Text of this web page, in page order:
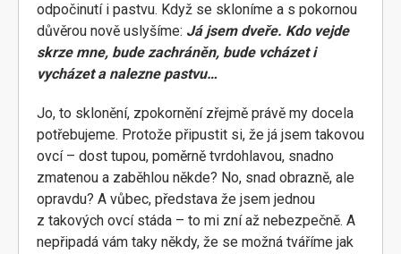
odpočinutí i pastvu. Když se skloníme a s pokornou
důvěrou nově uslyšíme: Já jsem dveře. Kdo vejde
skrze mne, bude zachráněn, bude vcházet i
vycházet a nalezne pastvu…
Jo, to sklonění, zpokornění zřejmě právě my docela
potřebujeme. Protože připustit si, že já jsem takovou
ovcí – dost tupou, poměrně tvrdohlavou, snadno
zmatenou a zaběhlou někde? No, snad obrazně, ale
opravdu? A vůbec, představa že jsem jednou
z takových ovcí stáda – to mi zní až nebezpečně. A
nepřipadá vám taky někdy, že se možná tváříme jak